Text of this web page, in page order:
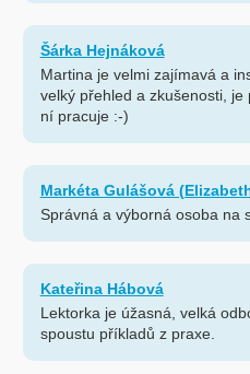
Šárka Hejnáková
Martina je velmi zajímavá a
velký přehled a zkušenosti,
ní pracuje :-)
Markéta Gulášová
Správná a výborná osoba na
Kateřina Hábová
Lektorka je úžasná, velká
spoustu příkladů z praxe.